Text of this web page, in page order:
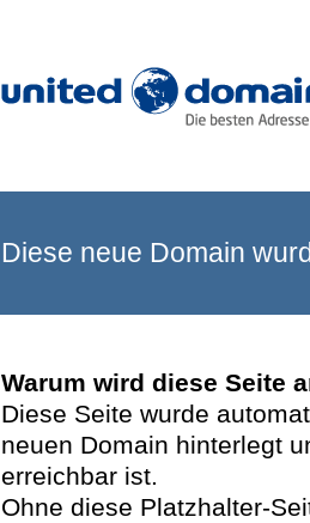
Diese neue Domain
Warum wird diese Seite
Diese Seite wurde
neuen Domain hinterlegt
erreichbar ist.
Ohne diese Platzhalter-